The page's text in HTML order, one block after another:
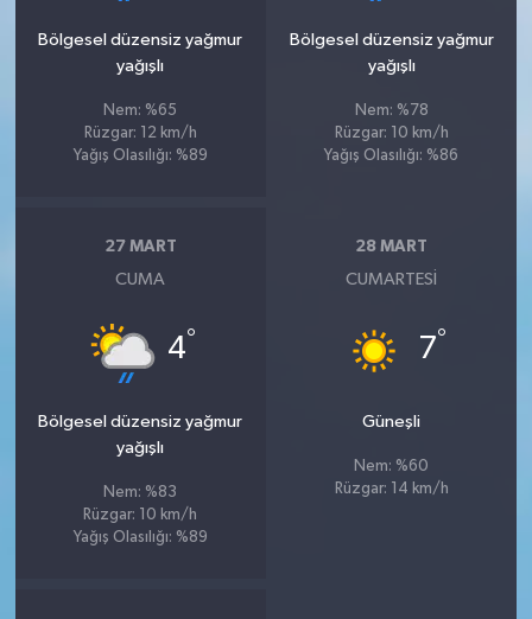
Bölgesel düzensiz yağmur
yağışlı
Nem: %65
Rüzgar: 12 km/h
Yağış Olasılığı: %89
Bölgesel düzensiz yağmur
yağışlı
Nem: %78
Rüzgar: 10 km/h
Yağış Olasılığı: %86
27 MART
CUMA
4°
Bölgesel düzensiz yağmur
yağışlı
Nem: %83
Rüzgar: 10 km/h
Yağış Olasılığı: %89
28 MART
CUMARTESI
7°
Güneşli
Nem: %60
Rüzgar: 14 km/h